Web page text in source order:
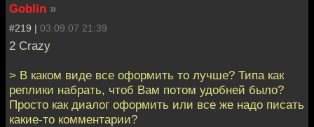
Goblin »
#219 | 03.09.07 21:39
2 Crazy
> В каком виде все оформить то лучше? Типа как
реплики набрать, чтоб Вам потом удобней было?
Просто как диалог оформить или все же надо писать
какие-то комментарии?